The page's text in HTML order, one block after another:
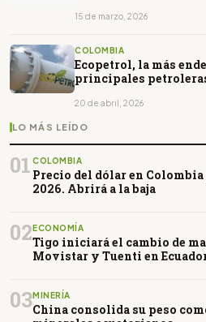
15 de marzo, 2026
COLOMBIA
Ecopetrol, la más
principales
20 de abril, 2026
LO MÁS LEÍDO
01 COLOMBIA
Precio del dólar en Colombia
2026. Abrirá a la baja
02ECONOMÍA
Tigo iniciará el cambio de
Movistar y Tuenti en
03MINERÍA
China consolida su peso